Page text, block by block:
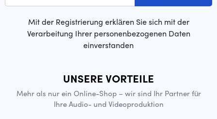
Mit der Registrierung erklären Sie sich mit der
Verarbeitung Ihrer personenbezogenen Daten
einverstanden
UNSERE VORTEILE
Mehr als nur ein Online-Shop – wir sind Ihr Partner für
Ihre Audio- und Videoproduktion